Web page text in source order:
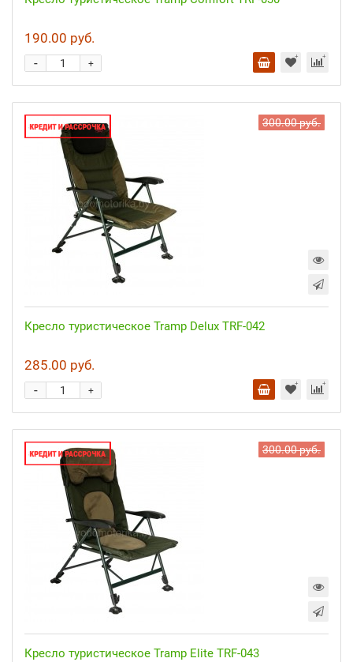
190.00 руб.
+
-
300.00 руб.
Кресло туристическое Tramp Delux TRF-042
285.00 руб.
+
-
300.00 руб.
Кресло туристическое Tramp Elite TRF-043